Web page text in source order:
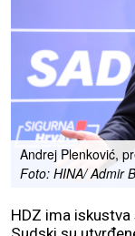
Andrej Plenković,
Foto: HINA/ Admir
HDZ ima